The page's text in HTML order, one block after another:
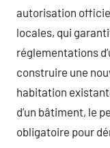
autorisation
locales, qui
réglementations
construire une
habitation
d’un bâtiment, le
obligatoire pour